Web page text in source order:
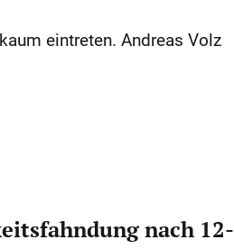
eintreten. Andreas Volz
nach 12-